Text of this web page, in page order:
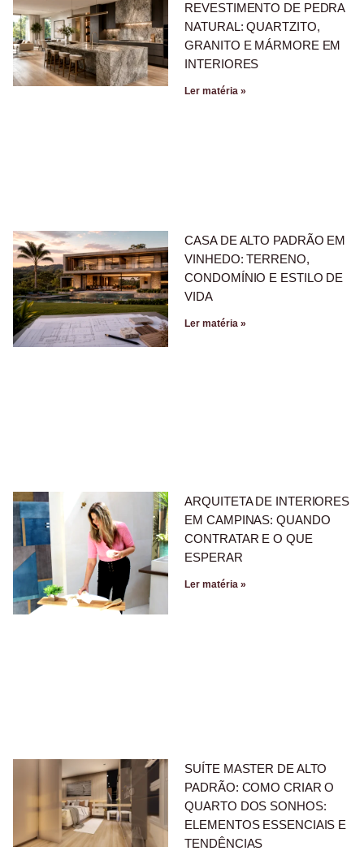
REVESTIMENTO DE PEDRA
NATURAL: QUARTZITO,
GRANITO E MÁRMORE EM
INTERIORES
Ler matéria »
CASA DE ALTO PADRÃO EM
VINHEDO: TERRENO,
CONDOMÍNIO E ESTILO DE
VIDA
Ler matéria »
ARQUITETA DE INTERIORES
EM CAMPINAS: QUANDO
CONTRATAR E O QUE
ESPERAR
Ler matéria »
SUÍTE MASTER DE ALTO
PADRÃO: COMO CRIAR O
QUARTO DOS SONHOS:
ELEMENTOS ESSENCIAIS E
TENDÊNCIAS